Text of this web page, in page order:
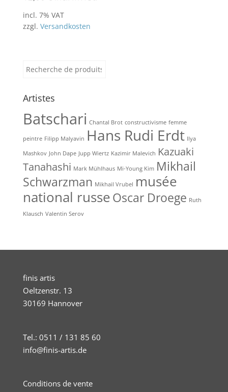
incl. 7% VAT
zzgl. Versandkosten
Recherche
Artistes
Batschari Chantal Brot constructivisme femme
peintre Filipp Malyavin Hans Rudi Erdt Ilya
Mashkov John Dape Jupp Wiertz Kazimir Malevich Kazuaki
Tanahashi Mark Mühlhaus Mi-Young Kim Mikhail
Schwarzman Mikhail Vrubel musée
national russeOscar Droege Ruth
Klausch Valentin Serov
finis artis
Oeltzenstr. 13
30169 Hannover
Tel.: 0511 / 131 85 60
info@finis-artis.de
Conditions de vente